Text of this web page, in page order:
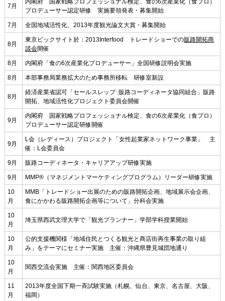
7月
内閣府 国家戦略プロフェッショナル検定、食の6次産業化（食プロ）
プロデューサー認定研修 実施要領発表・募集開始
7月 全国地域活性化、2013年度観光論文大賞・募集開始
8月
東京ビックサイト於：2013Interfood トレードショーでの販路開拓商
談会開催
8月 内閣府「食の6次産業化プロデューサー」全国研修説明会実施
8月 本部事務局業務拡大のため事務所移転 研修室新設
8月
経済産業省認可「セールスレップ･販路コーディネータ協同組合」販路
開拓、地域活性化プロジェクト委員会開催
9月
内閣府 国家戦略プロフェッショナル検定、食の6次産業化（食プロ）
プロデューサー認定研修開催
9月
L会（レディース）プロジェクト「女性起業家ネットワーク事業」 主
催：L会委員会
9月 販路コーディネータ・キャリアアップ研修実施
9月 MMP®（マネジメントマーケティングプログラム）リーダー研修実施
10
月
MMB「トレードショー出展のための販路開拓企画、地域展示会企画、
食にかかわる販路開拓企画等について」分科会実施
10
月
埼玉県西武文理大学で「観光プランナー」学部学科授業開始
10
月
公的支援機関様「地域住民とつくる観光と商店街再生事業の取り組
み」をテーマにセミナー実施 主催：沖縄県豊見城団地通り
10
月
関西交流会実施 主催：関西地区委員会
11
月
2013年度全国下期一斉試験実施（札幌、仙台、東京、名古屋、大阪、
福岡）